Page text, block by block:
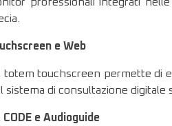
e Web
totem touchscreen permette di
sistema di consultazione digitale
CODE e Audioguide